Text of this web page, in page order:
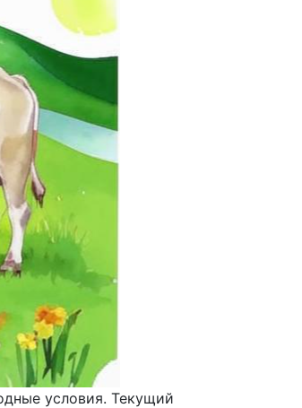
условия. Текущий